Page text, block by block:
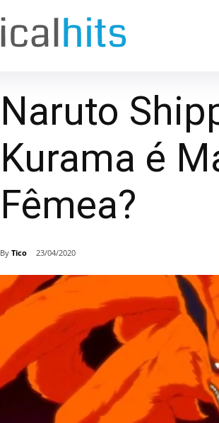
Naruto
Kurama é
Fêmea?
By Tico 23/04/2020